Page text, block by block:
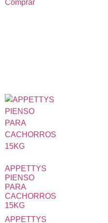
Comprar
APPETTYS
PIENSO
PARA
CACHORROS
15KG
APPETTYS